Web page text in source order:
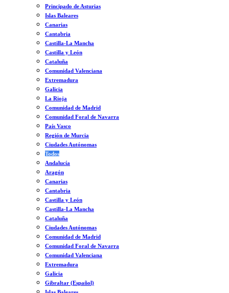
Principado de Asturias
Islas Baleares
Canarias
Cantabria
Castilla-La Mancha
Castilla y León
Cataluña
Comunidad Valenciana
Extremadura
Galicia
La Rioja
Comunidad de Madrid
Comunidad Foral de Navarra
País Vasco
Región de Murcia
Ciudades Autónomas
Todos
Andalucía
Aragón
Canarias
Cantabria
Castilla y León
Castilla-La Mancha
Cataluña
Ciudades Autónomas
Comunidad de Madrid
Comunidad Foral de Navarra
Comunidad Valenciana
Extremadura
Galicia
Gibraltar (Español)